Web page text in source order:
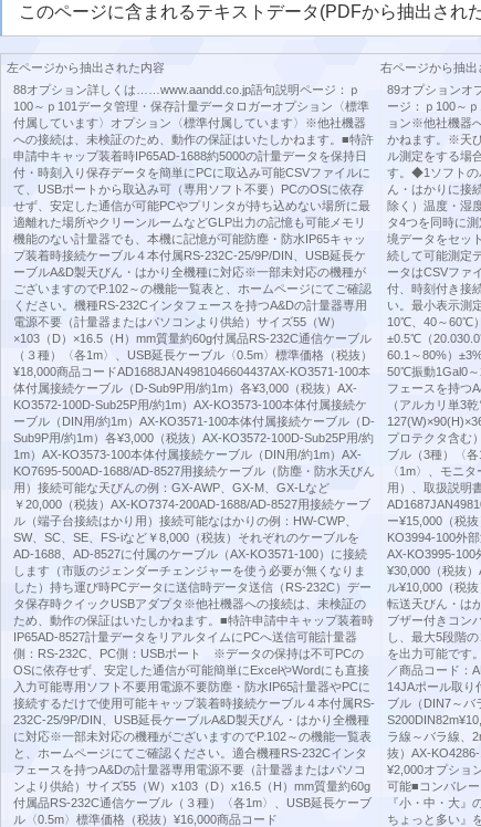
このページに含まれるテキストデータ(PDFから抽出され
左ページから抽出された内容
88オプション詳しくは……www.aandd.co.jp語句説明ページ：ｐ
100～ｐ101データ管理・保存計量データロガーオプション〈標準
付属しています〉オプション〈標準付属しています〉※他社機器
への接続は、未検証のため、動作の保証はいたしかねます。■特許
申請中キャップ装着時IP65AD-1688約5000の計量データを保持日
付・時刻入り保存データを簡単にPCに取込み可能CSVファイルに
て、USBポートから取込み可（専用ソフト不要）PCのOSに依存
せず、安定した通信が可能PCやプリンタが持ち込めない場所に最
適離れた場所やクリーンルームなどGLP出力の記憶も可能メモリ
機能のない計量器でも、本機に記憶が可能防塵・防水IP65キャッ
プ装着時接続ケーブル４本付属RS-232C-25/9P/DIN、USB延長ケ
ーブルA&D製天びん・はかり全機種に対応※一部未対応の機種が
ございますのでP.102～の機能一覧表と、ホームページにてご確認
ください。機種RS-232Cインタフェースを持つA&Dの計量器専用
電源不要（計量器またはパソコンより供給）サイズ55（W）
×103（D）×16.5（H）mm質量約60g付属品RS-232C通信ケーブル
（３種）〈各1m〉、USB延長ケーブル〈0.5m〉標準価格（税抜）
¥18,000商品コードAD1688JAN4981046604437AX-KO3571-100本
体付属接続ケーブル（D-Sub9P用/約1m）各¥3,000（税抜）AX-
KO3572-100D-Sub25P用/約1m）AX-KO3573-100本体付属接続ケ
ーブル（DIN用/約1m）AX-KO3571-100本体付属接続ケーブル（D-
Sub9P用/約1m）各¥3,000（税抜）AX-KO3572-100D-Sub25P用/約
1m）AX-KO3573-100本体付属接続ケーブル（DIN用/約1m）AX-
KO7695-500AD-1688/AD-8527用接続ケーブル（防塵・防水天びん
用）接続可能な天びんの例：GX-AWP、GX-M、GX-Lなど
￥20,000（税抜）AX-KO7374-200AD-1688/AD-8527用接続ケーブ
ル（端子台接続はかり用）接続可能なはかりの例：HW-CWP、
SW、SC、SE、FS-iなど￥8,000（税抜）それぞれのケーブルを
AD-1688、AD-8527に付属のケーブル（AX-KO3571-100）に接続
します（市販のジェンダーチェンジャーを使う必要が無くなりま
した）持ち運び時PCデータに送信時データ送信（RS-232C）デー
タ保存時クイックUSBアダプタ※他社機器への接続は、未検証の
ため、動作の保証はいたしかねます。■特許申請中キャップ装着時
IP65AD-8527計量データをリアルタイムにPCへ送信可能計量器
側：RS-232C、PC側：USBポート ※データの保持は不可PCの
OSに依存せず、安定した通信が可能簡単にExcelやWordにも直接
入力可能専用ソフト不要用電源不要防塵・防水IP65計量器やPCに
接続するだけで使用可能キャップ装着時接続ケーブル４本付属RS-
232C-25/9P/DIN、USB延長ケーブルA&D製天びん・はかり全機種
に対応※一部未対応の機種がございますのでP.102～の機能一覧表
と、ホームページにてご確認ください。適合機種RS-232Cインタ
フェースを持つA&Dの計量器専用電源不要（計量器またはパソコ
ンより供給）サイズ55（W）x103（D）x16.5（H）mm質量約60g
付属品RS-232C通信ケーブル（３種）〈各1m〉、USB延長ケーブ
ル〈0.5m〉標準価格（税抜）¥16,000商品コード
右ページから抽出
89オプションオ
ージ：ｐ100～
ョン※他社機器
かねます。※天
ル測定をする場
す。◆1ソフトの
ん・はかりに接
除く）温度・湿
タ4つを同時に
境データをセッ
続して可能測定
ータはCSVファ
付、時刻付き接
い。最小表示測
10℃、40～60℃
±0.5℃（
60.1～80%）
50℃振動1Gal0～
フェースを持つ
（アルカリ単3
プロテクタ含む
ブル（3種）〈
〈1m〉、モニ
用）、取扱説明
ー¥15,000（税
KO3994-100外
AX-KO3995-100
¥30,000（税抜
ル¥10,000（税
転送天びん・は
ブザー付きコン
し、最大5段階
を出力可能です
／商品コード：
14JAポール取り
ブル（DIN7～バ
ラ線～バラ線、
抜）AX-
¥2,000オプショ
可能■コンパレ
『小・中・大
ちょっと多い